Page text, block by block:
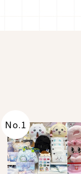
No.1